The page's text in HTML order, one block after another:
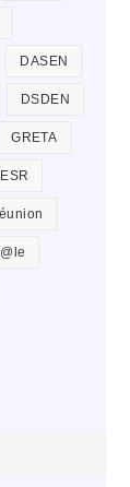
DASEN
DSDEN
GRETA